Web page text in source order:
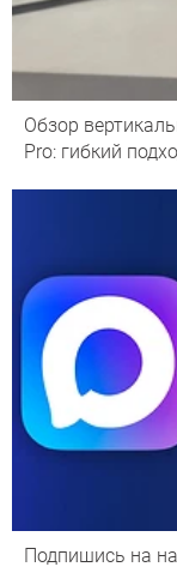
Обзор
Pro: гибкий
Подпишись на